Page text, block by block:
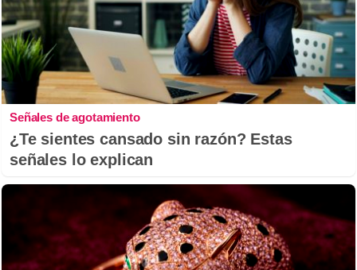
Señales de agotamiento
¿Te sientes cansado sin razón? Estas
señales lo explican